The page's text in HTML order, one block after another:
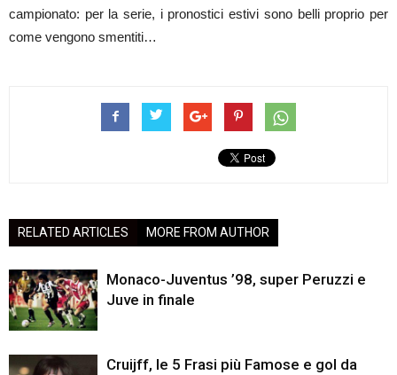
campionato: per la serie, i pronostici estivi sono belli proprio per
come vengono smentiti…
RELATED ARTICLES MORE FROM AUTHOR
Monaco-Juventus ’98, super Peruzzi e
Juve in finale
Cruijff, le 5 Frasi più Famose e gol da